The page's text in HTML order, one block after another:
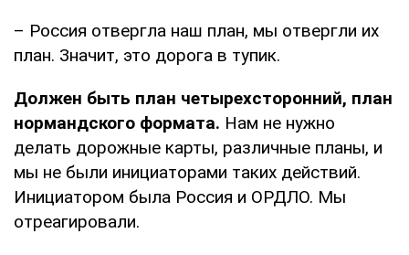
– Россия отвергла наш план, мы отвергли их
план. Значит, это дорога в тупик.
Должен быть план четырехсторонний, план
нормандского формата. Нам не нужно
делать дорожные карты, различные планы, и
мы не были инициаторами таких действий.
Инициатором была Россия и ОРДЛО. Мы
отреагировали.